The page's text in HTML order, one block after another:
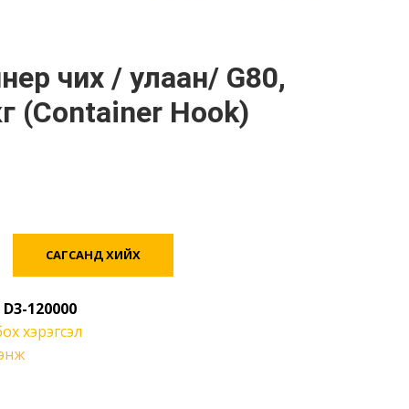
(Container Hook)
САГСАНД ХИЙХ
D3-120000
хэрэгсэл